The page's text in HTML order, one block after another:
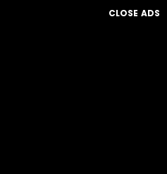
CLOSE ADS